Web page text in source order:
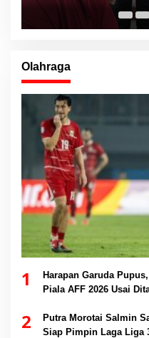
Maluku Utara
Olahraga
1
Harapan Garuda
Piala AFF 2026 Usai
2
Putra Morotai Salmin
Siap Pimpin Laga Liga